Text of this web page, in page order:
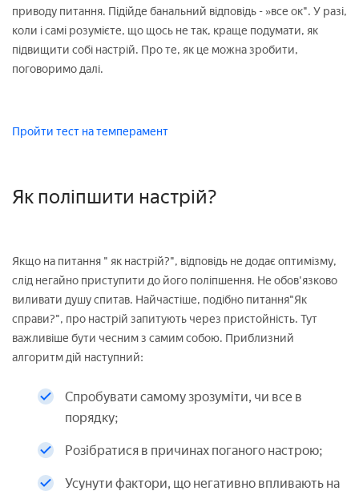
приводу питання. Підійде банальний відповідь - »все ок". У разі,
коли і самі розумієте, що щось не так, краще подумати, як
підвищити собі настрій. Про те, як це можна зробити,
поговоримо далі.
Пройти тест на темперамент
Як поліпшити настрій?
Якщо на питання " як настрій?", відповідь не додає оптимізму,
слід негайно приступити до його поліпшення. Не обов'язково
виливати душу спитав. Найчастіше, подібно питання"Як
справи?", про настрій запитують через пристойність. Тут
важливіше бути чесним з самим собою. Приблизний
алгоритм дій наступний:
Спробувати самому зрозуміти, чи все в
порядку;
Розібратися в причинах поганого настрою;
Усунути фактори, що негативно впливають на